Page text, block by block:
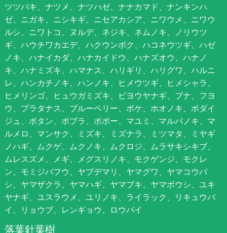
ツツバキ、ナツメ、ナツハゼ、ナナカマド、ナンキンハ
ゼ、ニガキ、ニシキギ、ニセアカシア、ニワウメ、ニワウ
ルシ、ニワトコ、ヌルデ、ネジキ、ネムノキ、ノリウツ
ギ、ハウチワカエデ、ハクウンボク、ハコネウツギ、ハゼ
ノキ、ハナイカダ、ハナカイドウ、ハナズオウ、ハナノ
キ、ハナミズキ、ハマナス、ハリギリ、ハリグワ、ハルニ
レ、ハンカチノキ、ハンノキ、ヒメウツギ、ヒメシャラ、
ヒメリンゴ、ヒュウガミズキ、ビヨウヤナギ、ブナ、フヨ
ウ、プラタナス、ブルーベリー、ボケ、ホオノキ、ボダイ
ジュ、ボタン、ポプラ、ポポー、マユミ、マルバノキ、マ
ルメロ、マンサク、ミズキ、ミズナラ、ミツマタ、ミヤギ
ノハギ、ムクゲ、ムクノキ、ムクロジ、ムラサキシキブ、
ムレスズメ、メギ、メグスリノキ、モクゲンジ、モクレ
ン、モミジバフウ、ヤブデマリ、ヤマグワ、ヤマコウバ
シ、ヤマザクラ、ヤマハギ、ヤマブキ、ヤマボウシ、ユキ
ヤナギ、ユスラウメ、ユリノキ、ライラック、リキュウバ
イ、リョウブ、レンギョウ、ロウバイ
落葉針葉樹